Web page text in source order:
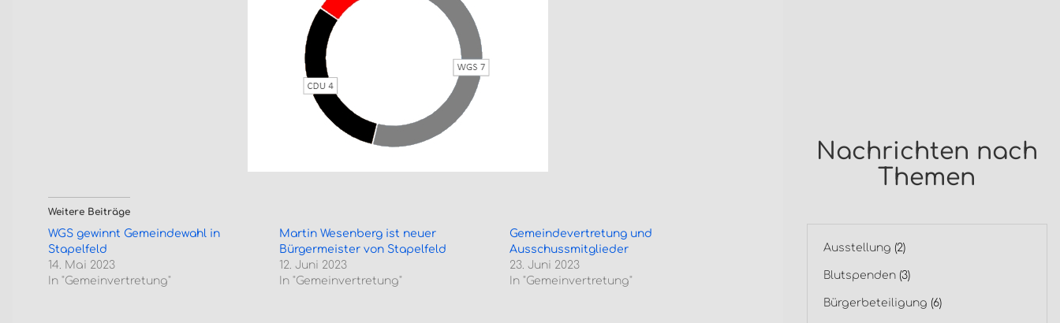
Weitere Beiträge
WGS gewinnt Gemeindewahl in
Stapelfeld
14. Mai 2023
In "Gemeinvertretung"
Martin Wesenberg ist neuer
Bürgermeister von Stapelfeld
12. Juni 2023
In "Gemeinvertretung"
Gemeindevertretung und
Ausschussmitglieder
23. Juni 2023
In "Gemeinvertretung"
Nachrichten nach
Themen
Ausstellung (2)
Blutspenden(3)
Bürgerbeteiligung (6)